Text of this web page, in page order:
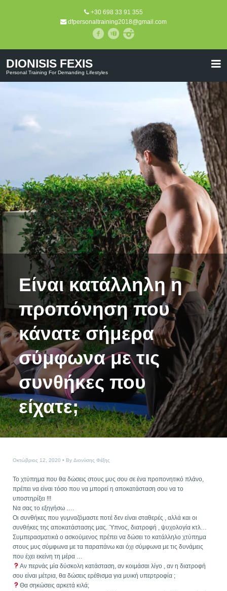
+30 698 33 91 355
dfpersonaltraining2018@gmail.com
DIONISIS FEXIS
Personal Training For Demanding Lifestyles
Είναι κατάλληλη η
προπόνηση που
κάνατε σήμερα
σύμφωνα με τις
συνθήκες που
είχατε;
Οκτώβριος 12, 2020 By Διονύσης Φέξης
Το χτύπημα που θα δώσεις στους μυς σου σε ένα προπονητικό πλάνο,
πρέπει να είναι τόσο που να μπορεί η αποκατάσταση σου να το
υποστηρίξει !!!
Να σας το εξηγήσω ….
Οι συνθήκες που γυμναζόμαστε ποτέ δεν είναι σταθερές , αλλά και οι
συνθήκες της αποκατάστασης μας. Ύπνος, διατροφή , ψυχολογία κτλ…
Συμπερασματικά ο ασκούμενος πρέπει να δώσει το κατάλληλο χτύπημα
στους μυς σύμφωνα με τα παραπάνω και όχι σύμφωνα με τις δυνάμεις
που έχει εκείνη τη μέρα …
Αν περνάς μία δύσκολη κατάσταση, αν κοιμάσαι λίγο , αν η διατροφή
σου είναι μέτρια, θα δώσεις ερέθισμα για μυική υπερτροφία ;
Θα σηκώσεις αρκετά κιλά;